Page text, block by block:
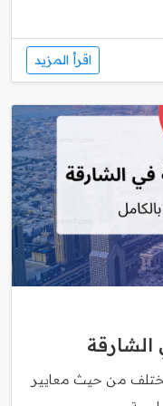
اقرأ المزيد
الشارقة
تختلف من حيث معايير